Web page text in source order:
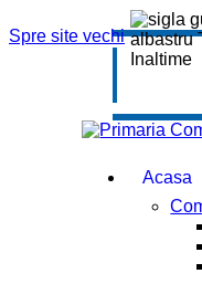
Spre site vechi
Acasa